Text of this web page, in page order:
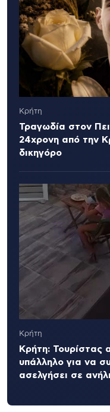
Κρήτη
Τραγωδία στον
24χρονη από την
δικηγόρο
Κρήτη
Κρήτη: Τουρίστας
υπάλληλο για να
ασελγήσει σε